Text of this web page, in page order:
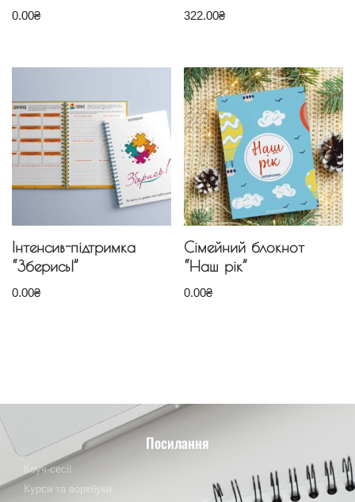
0.00₴ 322.00₴
Інтенсив-підтримка
“Зберись!”
0.00₴
Сімейний блокнот
“Наш рік”
0.00₴
Посилання
Коуч-сесії
Курси та воркбуки